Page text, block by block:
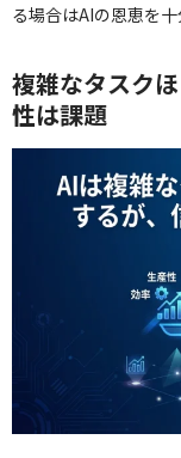
る場合はAIの恩恵を
複雑なタスク
性は課題